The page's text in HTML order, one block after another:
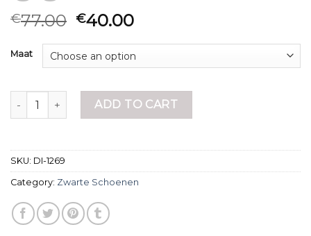
€77.00 €40.00
Maat
zwarte schoenen quantity
ADD TO CART
SKU: DI-1269
Category: Zwarte Schoenen